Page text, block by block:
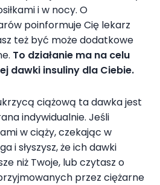
i w nocy. O
poinformuje Cię lekarz
też być może dodatkowe
To działanie ma na celu
dawki insuliny dla Ciebie.
ciążową ta dawka jest
indywidualnie. Jeśli
w ciąży, czekając w
i słyszysz, że ich dawki
niż Twoje, lub czytasz o
przez ciężarne